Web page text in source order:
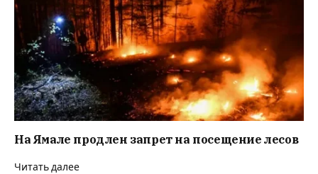
На Ямале продлен запрет на посещение лесов
Читать далее